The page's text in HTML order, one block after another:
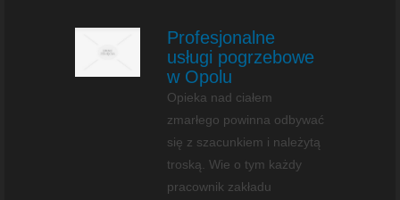
Profesjonalne
usługi pogrzebowe
w Opolu
Opieka nad ciałem
zmarłego powinna odbywać
się z szacunkiem i należytą
troską. Wie o tym każdy
pracownik zakładu